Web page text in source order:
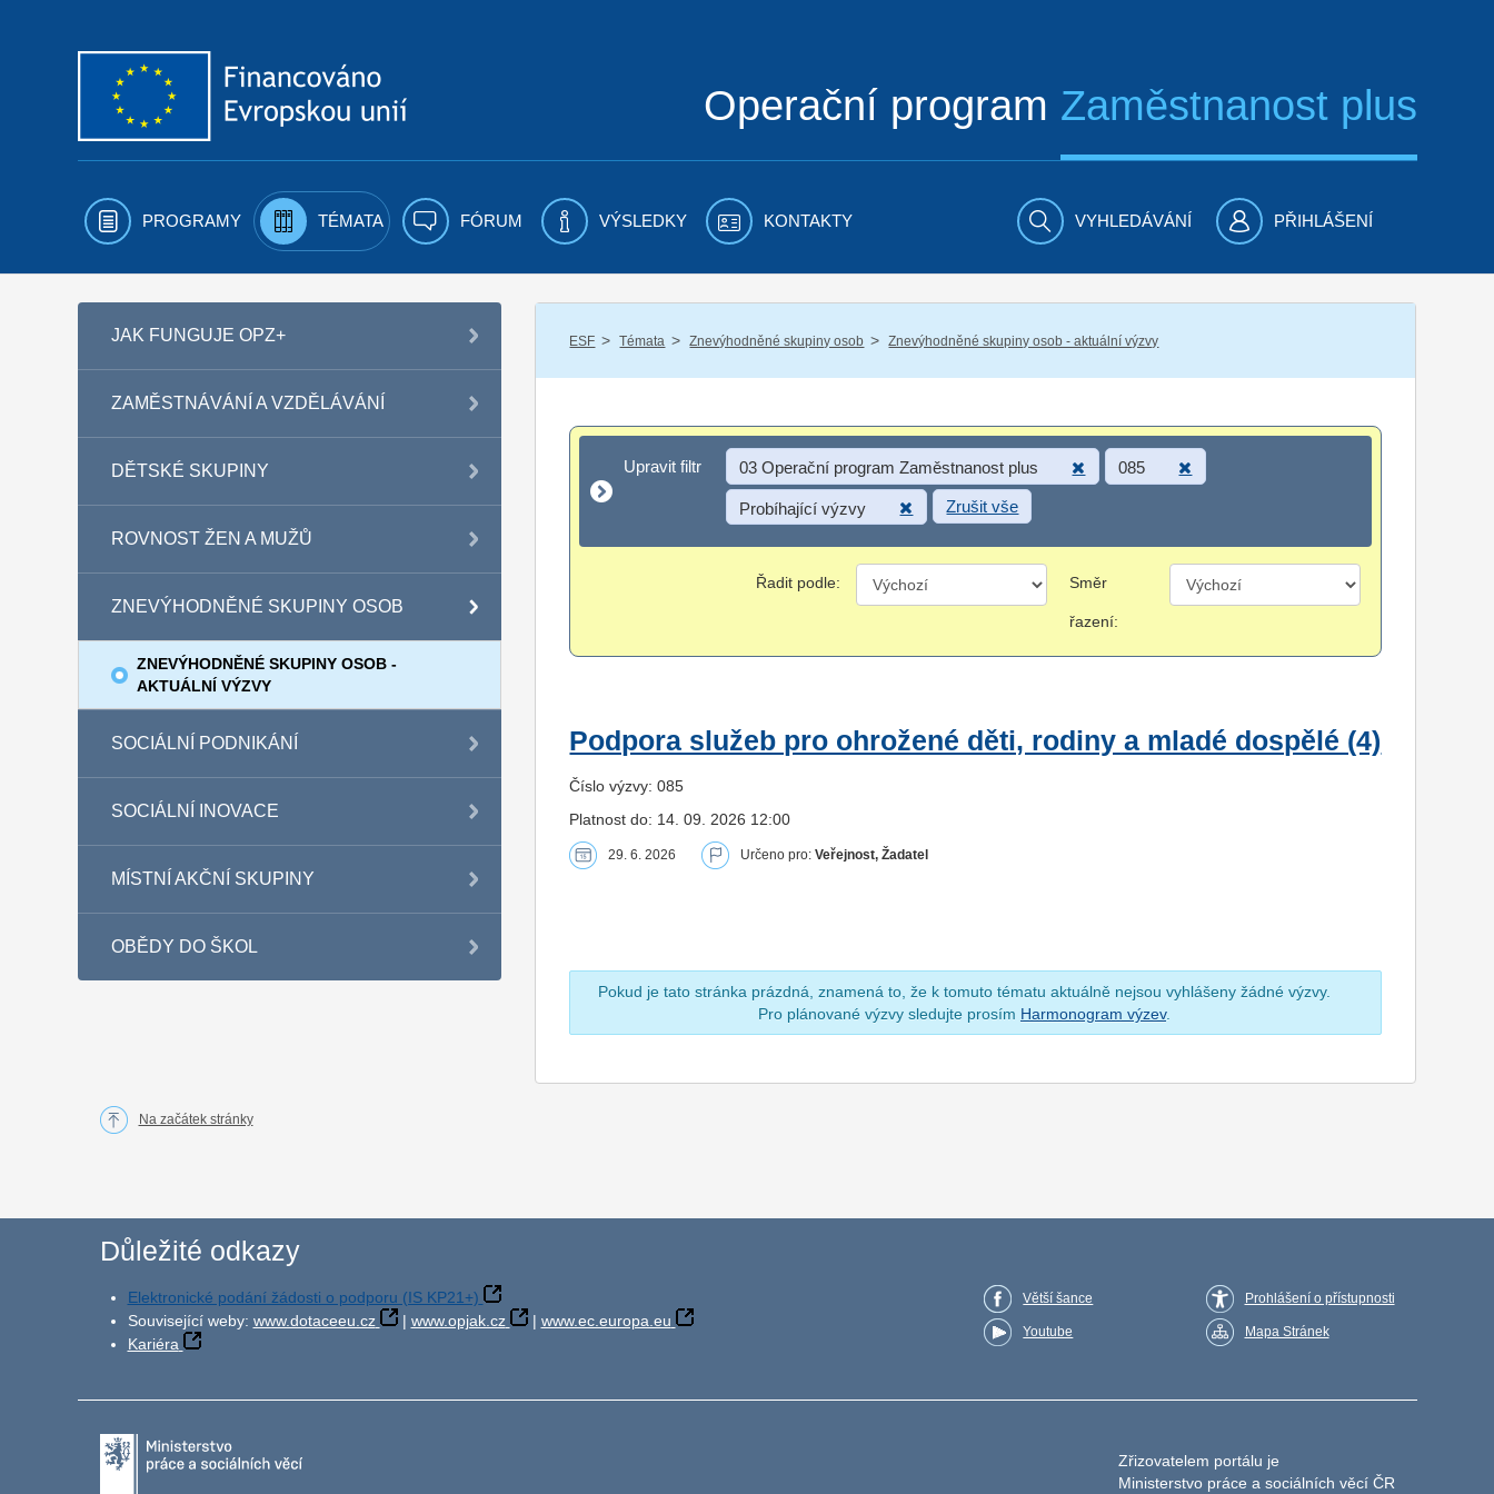
Operační program Zaměstnanost plus
PROGRAMY TÉMATA FÓRUM VÝSLEDKY KONTAKTY VYHLEDÁVÁNÍ PŘIHLÁŠENÍ
JAK FUNGUJE OPZ+
ZAMĚSTNÁVÁNÍ A VZDĚLÁVÁNÍ
DĚTSKÉ SKUPINY
ROVNOST ŽEN A MUŽŮ
ZNEVÝHODNĚNÉ SKUPINY OSOB
ZNEVÝHODNĚNÉ SKUPINY OSOB -
AKTUÁLNÍ VÝZVY
SOCIÁLNÍ PODNIKÁNÍ
SOCIÁLNÍ INOVACE
MÍSTNÍ AKČNÍ SKUPINY
OBĚDY DO ŠKOL
ESF / Témata / Znevýhodněné skupiny osob / Znevýhodněné skupiny osob - aktuální výzvy
Upravit filtr
Upravit filtr 03 Operační program Zaměstnanost plus 085
Probíhající výzvy Zrušit vše
Řadit podle: Směr
řazení:
Podpora služeb pro ohrožené děti, rodiny a mladé dospělé (4)
Číslo výzvy: 085
Platnost do: 14. 09. 2026 12:00
29. 6. 2026 Určeno pro:Veřejnost, Žadatel
Pokud je tato stránka prázdná, znamená to, že k tomuto tématu aktuálně nejsou vyhlášeny žádné výzvy.
Pro plánované výzvy sledujte prosím Harmonogram výzev.
Na začátek stránky
Důležité odkazy
Elektronické podání žádosti o podporu (IS KP21+)
Související weby: www.dotaceeu.cz | www.opjak.cz | www.ec.europa.eu
Kariéra
Větší šance
Youtube
Prohlášení o přístupnosti
Mapa Stránek
Zřizovatelem portálu je
Ministerstvo práce a sociálních věcí ČR